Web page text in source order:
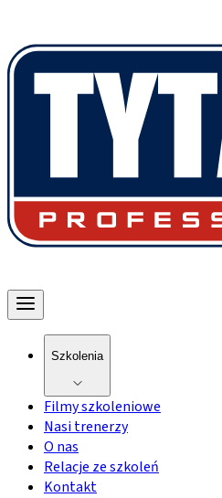
Szkolenia
Filmy szkoleniowe
Nasi trenerzy
O nas
Relacje ze szkoleń
Kontakt